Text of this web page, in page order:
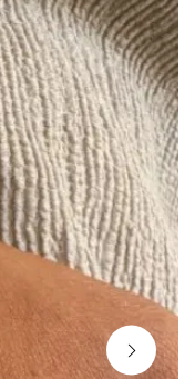
שמור בדפדפן